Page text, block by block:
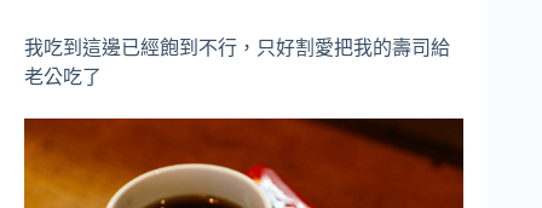
我吃到這邊已經飽到不行，只好割愛把我的壽司給
老公吃了